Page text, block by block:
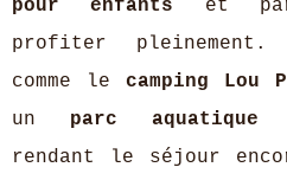
pour enfants et
profiter
comme lecamping Lou
un parc aquatique
rendant le séjour